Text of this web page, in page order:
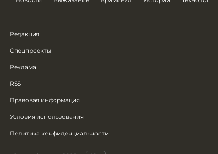
Редакция
Спецпроекты
Реклама
RSS
Правовая информация
Условия использования
Политика конфиденциальности